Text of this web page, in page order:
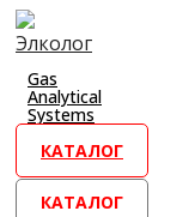
Перейти
к
контенту
Gas
Analytical
Systems
КАТАЛОГ
КАТАЛОГ